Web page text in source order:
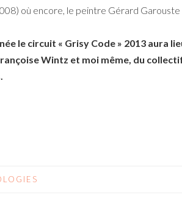
où encore, le peintre Gérard
le circuit « Grisy Code » 2013 aura
Wintz et moi même, du